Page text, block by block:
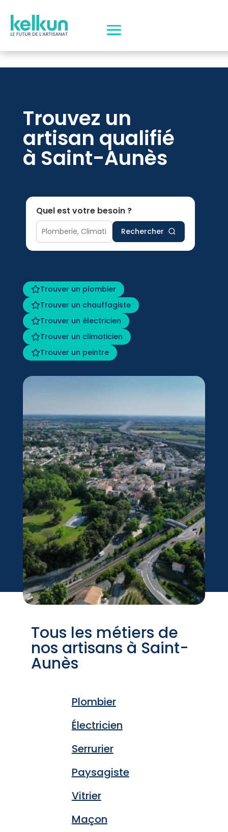
Trouvez un
artisan qualifié
à Saint-Aunès
Quel est votre besoin ?
Rechercher
Trouver un plombier
Trouver un chauffagiste
Trouver un électricien
Trouver un climaticien
Trouver un peintre
Tous les métiers de
nos artisans à Saint-
Aunès
Plombier
Électricien
Serrurier
Paysagiste
Vitrier
Maçon